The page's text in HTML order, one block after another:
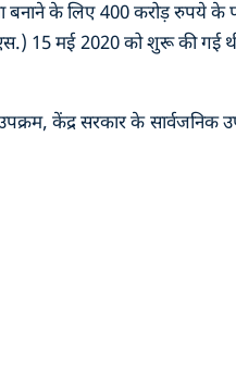
बनाने के लिए 400 करोड़ रुपये के
15 मई 2020 को शुरू की गई
केंद्र सरकार के सार्वजनिक